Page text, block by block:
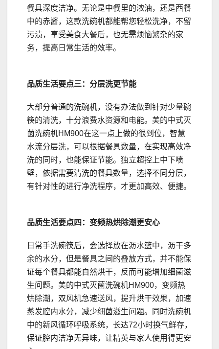
餐具深度洁净。无论是中餐里的浓油，还是西餐
中的赤酱，这款洗碗机都能帮您轻松洗净，不留
污渍，享受美食大餐后，也无需烦恼繁杂的家
务，提高日常生活的效率。
品质生活要点三：分层洗更节能
大部分普通的洗碗机，没有办法做到针对少量碗
筷的清洗，十分浪费水资源和电能。美的中式灭
菌洗碗机HM900在这一点上做的很到位，智慧
水流分层洗，可以根据餐具数量，在实现高效净
洗的同时，也能保证节能。独立超控上中下喷
壁，依据需要清洗的餐具数量，选择不同分层，
有针对性的进行净洗程序，才更加高效、便捷。
品质生活要点四：变频热烘除潮更安心
日常手洗碗筷后，会选择放在沥水篮中，沥干多
余的水分，但是餐具之间的叠放方式，并不能保
证每个餐具都能自然烘干，反而可能增加细菌滋
生问题。美的中式灭菌洗碗机HM900，变频热
烘除潮，双风机急速送风，提升烘干效果，加速
蒸发腔内水分，减少细菌滋生问题。同时洗碗机
中的新风循环呼吸系统，长达72小时换气鲜存，
保证腔内洁净无异味，让精英与家人使用得更安